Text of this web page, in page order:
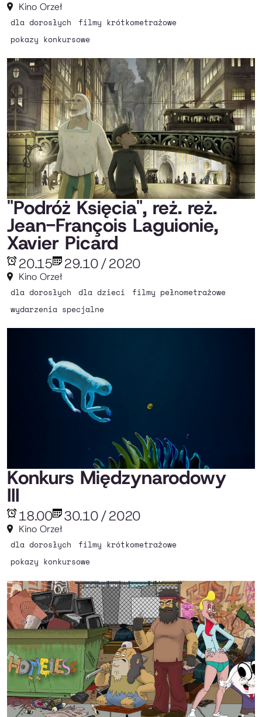
Kino Orzeł
dla dorosłych
filmy krótkometrażowe
pokazy konkursowe
"Podróż Księcia", reż. reż.
Jean-François Laguionie,
Xavier Picard
29.10/2020
20.15
Kino Orzeł
dla dorosłych dla dzieci
filmy pełnometrażowe
wydarzenia specjalne
Konkurs Międzynarodowy
III
30.10/2020
18.00
Kino Orzeł
dla dorosłych
filmy krótkometrażowe
pokazy konkursowe